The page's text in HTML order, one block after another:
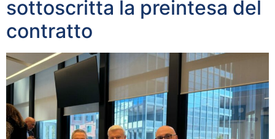
sottoscritta la preintesa del
contratto